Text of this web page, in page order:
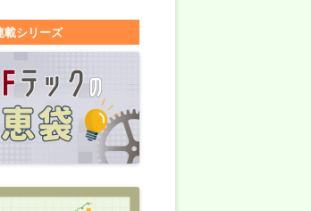
載シリーズ